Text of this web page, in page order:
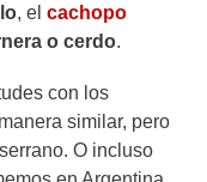
, el cachopo
o cerdo.
con los
similar, pero
O incluso